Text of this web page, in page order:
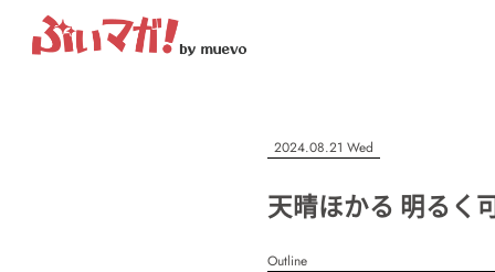
“推しへの応援を形にする”VTuber専門メディア
2024.08.21 Wed
天晴ほかる 明るく
Outline